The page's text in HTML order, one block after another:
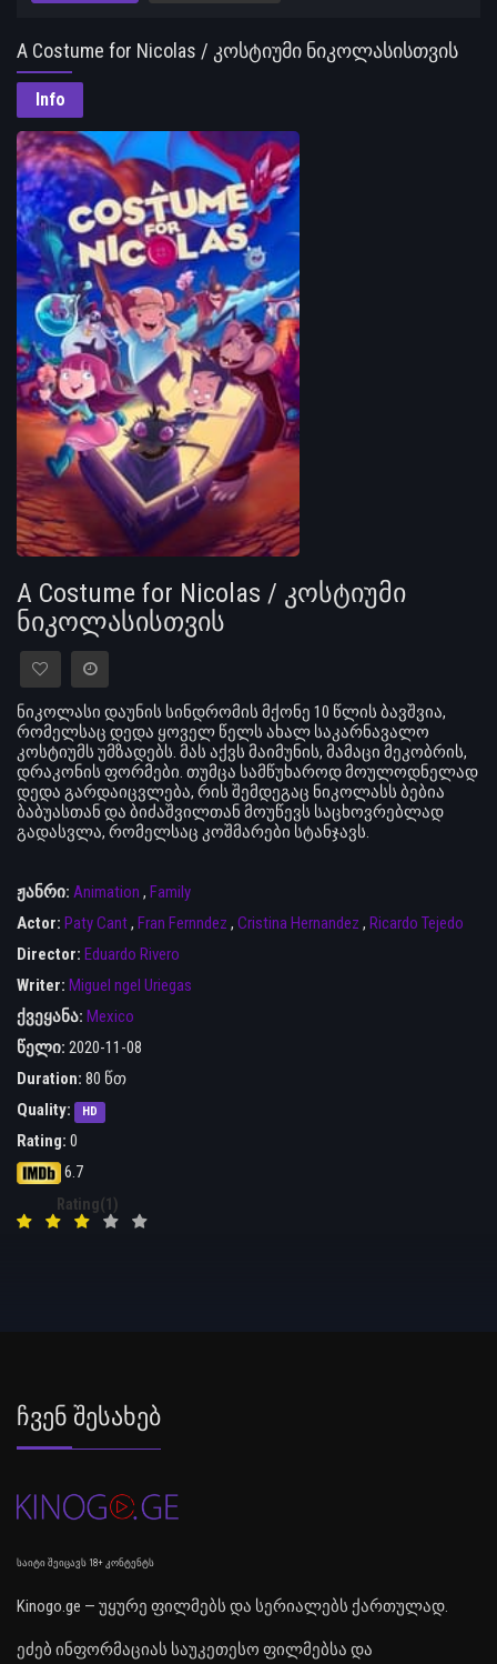
A Costume for Nicolas / კოსტიუმი ნიკოლასისთვის
Info
A Costume for Nicolas / კოსტიუმი
ნიკოლასისთვის
ნიკოლასი დაუნის სინდრომის მქონე 10 წლის ბავშვია,
რომელსაც დედა ყოველ წელს ახალ საკარნავალო
კოსტიუმს უმზადებს. მას აქვს მაიმუნის, მამაცი მეკობრის,
დრაკონის ფორმები. თუმცა სამწუხაროდ მოულოდნელად
დედა გარდაიცვლება, რის შემდეგაც ნიკოლასს ბებია
ბაბუასთან და ბიძაშვილთან მოუწევს საცხოვრებლად
გადასვლა, რომელსაც კოშმარები სტანჯავს.
ჟანრი: Animation , Family
Actor: Paty Cant, Fran Fernndez , Cristina Hernandez , Ricardo Tejedo
Director: Eduardo Rivero
Writer: Miguel ngel Uriegas
ქვეყანა: Mexico
წელი: 2020-11-08
Duration: 80 წთ
Quality:
HD
Rating: 0
6.7
Rating(1)
Ჩვენ Შესახებ
საიტი შეიცავს 18+ კონტენტს
Kinogo.ge — უყურე ფილმებს და სერიალებს ქართულად.
ეძებ ინფორმაციას საუკეთესო ფილმებსა და